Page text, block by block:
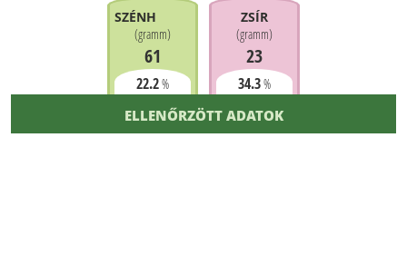
SZÉNHIDRÁT
(gramm)
61
22.2%
ZSÍR
(gramm)
23
34.3%
ELLENŐRZÖTT ADATOK